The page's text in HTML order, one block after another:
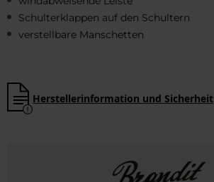
Schulterklappen auf den Schultern
verstellbare Manschetten
Herstellerinformation und Sicherheit